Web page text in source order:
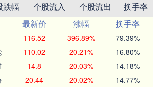
跌幅 个股流入 个股流出
换手率
最新价 涨幅
换手率
116.52 396.89% 79.39%
110.02 20.21% 16.80%
14.8 20.03% 14.18%
20.44 20.02% 14.77%